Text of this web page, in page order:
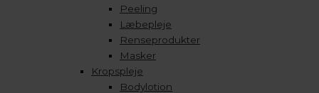
Peeling
Læbepleje
Renseprodukter
Masker
Kropspleje
Bodylotion